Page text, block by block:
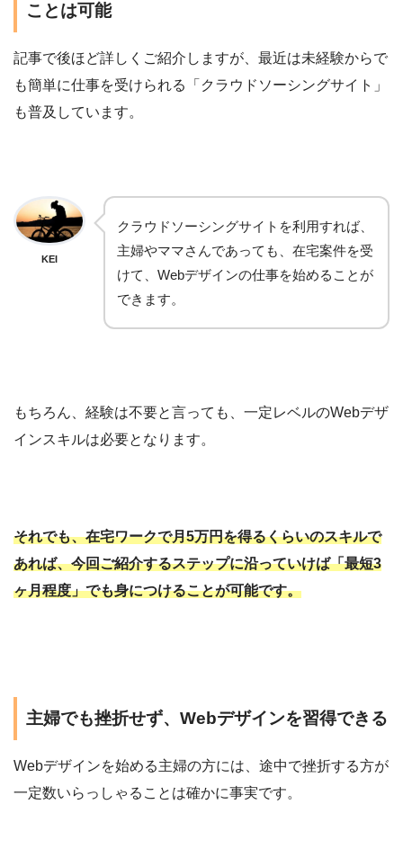
ことは可能
記事で後ほど詳しくご紹介しますが、最近は未経験からで
も簡単に仕事を受けられる「クラウドソーシングサイト」
も普及しています。
KEI
クラウドソーシングサイトを利用すれば、
主婦やママさんであっても、在宅案件を受
けて、Webデザインの仕事を始めることが
できます。
もちろん、経験は不要と言っても、一定レベルのWebデザ
インスキルは必要となります。
それでも、在宅ワークで月5万円を得るくらいのスキルで
あれば、今回ご紹介するステップに沿っていけば「最短3
ヶ月程度」でも身につけることが可能です。
主婦でも挫折せず、Webデザインを習得できる
Webデザインを始める主婦の方には、途中で挫折する方が
一定数いらっしゃることは確かに事実です。